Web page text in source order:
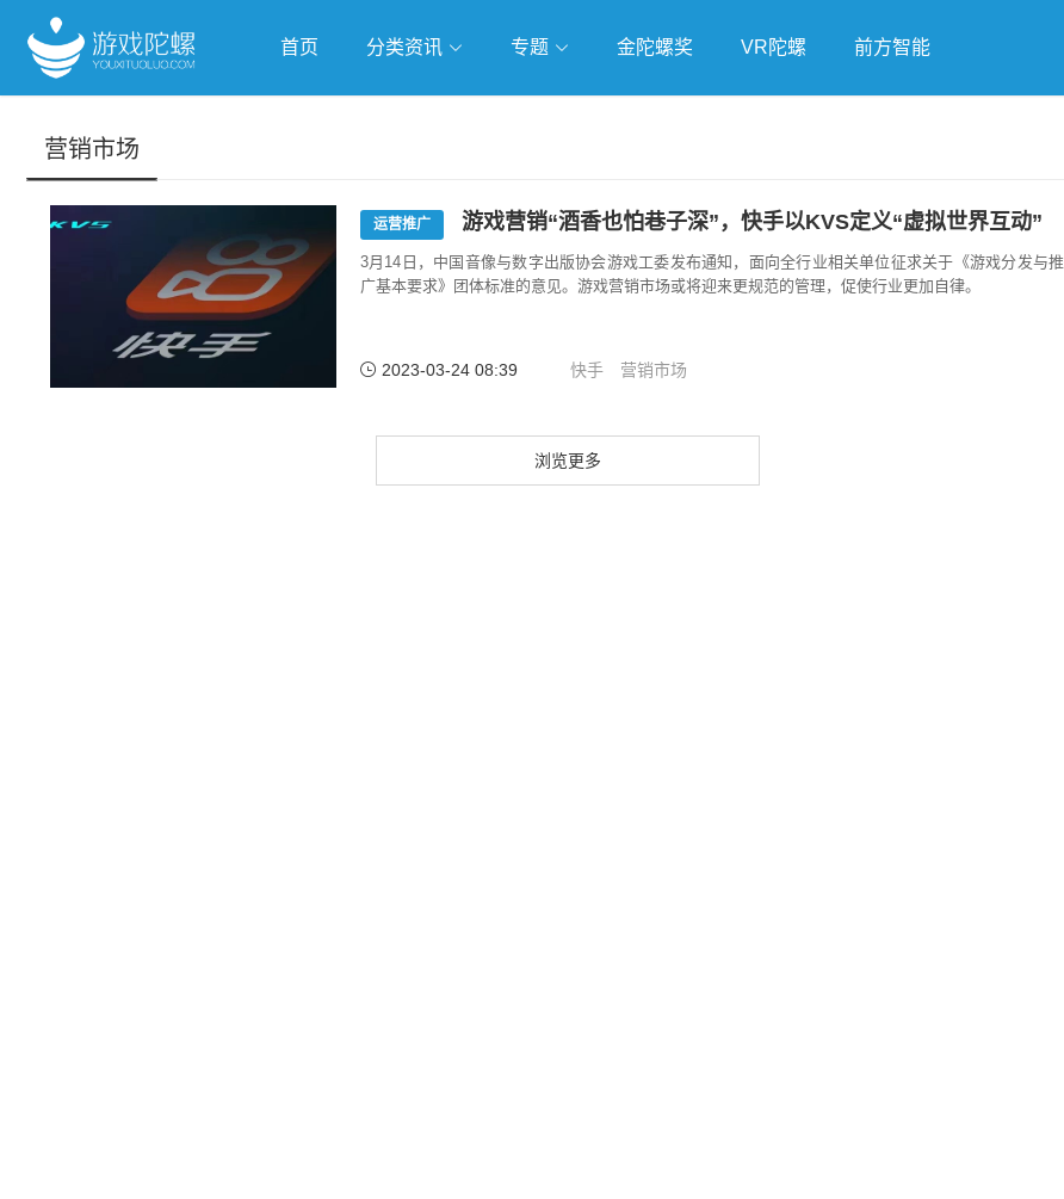
首页 分类资讯 专题 金陀螺奖 VR陀螺 前方智能
营销市场
运营推广 游戏营销“酒香也怕巷子深”，快手以KVS定义“虚拟世界互动”
3月14日，中国音像与数字出版协会游戏工委发布通知，面向全行业相关单位征求关于《游戏分发与推
广基本要求》团体标准的意见。游戏营销市场或将迎来更规范的管理，促使行业更加自律。
2023-03-24 08:39 快手 营销市场
浏览更多